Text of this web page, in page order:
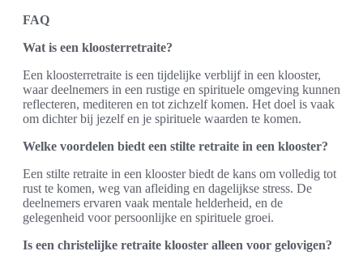
FAQ
Wat is een kloosterretraite?
Een kloosterretraite is een tijdelijke verblijf in een klooster,
waar deelnemers in een rustige en spirituele omgeving kunnen
reflecteren, mediteren en tot zichzelf komen. Het doel is vaak
om dichter bij jezelf en je spirituele waarden te komen.
Welke voordelen biedt een stilte retraite in een klooster?
Een stilte retraite in een klooster biedt de kans om volledig tot
rust te komen, weg van afleiding en dagelijkse stress. De
deelnemers ervaren vaak mentale helderheid, en de
gelegenheid voor persoonlijke en spirituele groei.
Is een christelijke retraite klooster alleen voor gelovigen?